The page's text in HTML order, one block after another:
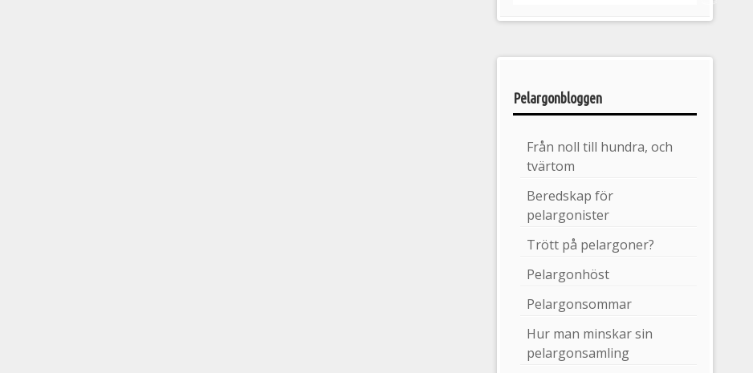
Pelargonbloggen
Från noll till hundra, och
tvärtom
Beredskap för
pelargonister
Trött på pelargoner?
Pelargonhöst
Pelargonsommar
Hur man minskar sin
pelargonsamling